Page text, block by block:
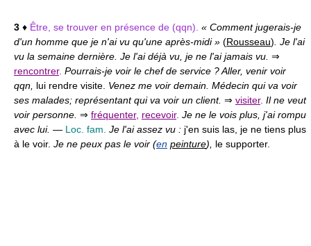
3 ♦ Être, se trouver en présence de (qqn). « Comment jugerais-je
d'un homme que je n'ai vu qu'une après-midi » (Rousseau) . Je l'ai
vu la semaine dernière. Je l'ai déjà vu, je ne l'ai jamais vu. ⇒
rencontrer. Pourrais-je voir le chef de service ? Aller, venir voir
qqn, lui rendre visite. Venez me voir demain. Médecin qui va voir
ses malades; représentant qui va voir un client. ⇒ visiter. Il ne veut
voir personne. ⇒ fréquenter, recevoir. Je ne le vois plus, j'ai rompu
avec lui. — Loc. fam. Je l'ai assez vu : j'en suis las, je ne tiens plus
à le voir. Je ne peux pas le voir (en peinture), le supporter.